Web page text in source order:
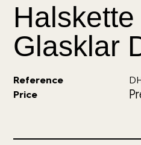
Halskette
Glasklar
Reference
Price